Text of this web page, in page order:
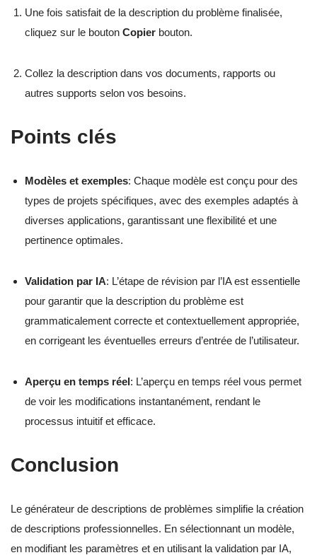
Une fois satisfait de la description du problème finalisée,
cliquez sur le bouton Copier bouton.
Collez la description dans vos documents, rapports ou
autres supports selon vos besoins.
Points clés
Modèles et exemples: Chaque modèle est conçu pour des
types de projets spécifiques, avec des exemples adaptés à
diverses applications, garantissant une flexibilité et une
pertinence optimales.
Validation par IA: L’étape de révision par l’IA est essentielle
pour garantir que la description du problème est
grammaticalement correcte et contextuellement appropriée,
en corrigeant les éventuelles erreurs d’entrée de l’utilisateur.
Aperçu en temps réel: L’aperçu en temps réel vous permet
de voir les modifications instantanément, rendant le
processus intuitif et efficace.
Conclusion
Le générateur de descriptions de problèmes simplifie la création
de descriptions professionnelles. En sélectionnant un modèle,
en modifiant les paramètres et en utilisant la validation par IA,